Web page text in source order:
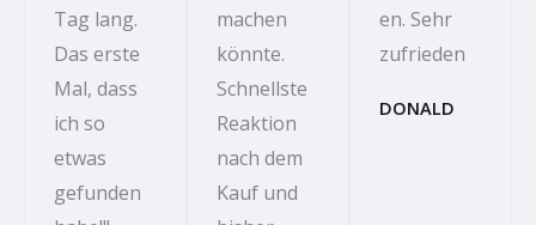
Tag lang.
Das erste
Mal, dass
ich so
etwas
gefunden
machen
könnte.
Schnellste
Reaktion
nach dem
Kauf und
en. Sehr
zufrieden
DONALD